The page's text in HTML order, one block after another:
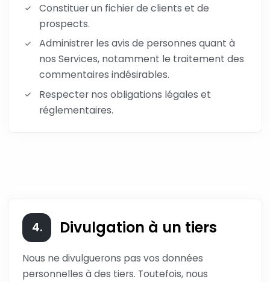
Constituer un fichier de clients et de
prospects.
Administrer les avis de personnes quant à
nos Services, notamment le traitement des
commentaires indésirables.
Respecter nos obligations légales et
réglementaires.
4. Divulgation à un tiers
Nous ne divulguerons pas vos données
personnelles à des tiers. Toutefois, nous